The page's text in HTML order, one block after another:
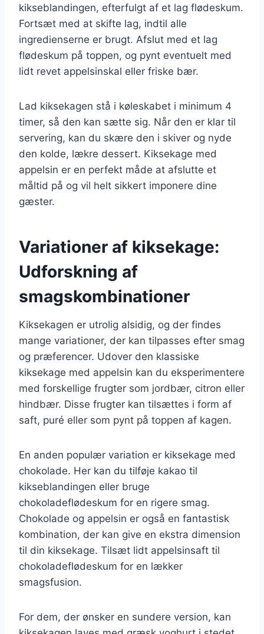
kikseblandingen, efterfulgt af et lag flødeskum.
Fortsæt med at skifte lag, indtil alle
ingredienserne er brugt. Afslut med et lag
flødeskum på toppen, og pynt eventuelt med
lidt revet appelsinskal eller friske bær.
Lad kiksekagen stå i køleskabet i minimum 4
timer, så den kan sætte sig. Når den er klar til
servering, kan du skære den i skiver og nyde
den kolde, lækre dessert. Kiksekage med
appelsin er en perfekt måde at afslutte et
måltid på og vil helt sikkert imponere dine
gæster.
Variationer af kiksekage:
Udforskning af
smagskombinationer
Kiksekagen er utrolig alsidig, og der findes
mange variationer, der kan tilpasses efter smag
og præferencer. Udover den klassiske
kiksekage med appelsin kan du eksperimentere
med forskellige frugter som jordbær, citron eller
hindbær. Disse frugter kan tilsættes i form af
saft, puré eller som pynt på toppen af kagen.
En anden populær variation er kiksekage med
chokolade. Her kan du tilføje kakao til
kikseblandingen eller bruge
chokoladeflødeskum for en rigere smag.
Chokolade og appelsin er også en fantastisk
kombination, der kan give en ekstra dimension
til din kiksekage. Tilsæt lidt appelsinsaft til
chokoladeflødeskum for en lækker
smagsfusion.
For dem, der ønsker en sundere version, kan